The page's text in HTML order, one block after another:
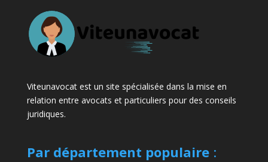
Viteunavocat est un site spécialisée dans la mise en
relation entre avocats et particuliers pour des conseils
juridiques.
Par département populaire: